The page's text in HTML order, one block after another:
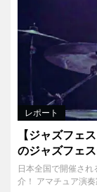
レポート
【ジャズフェ
のジャズフェ
日本全国で開催さ
介！ アマチュア演